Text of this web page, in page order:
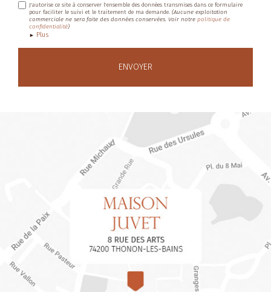
J'autorise ce site à conserver l'ensemble des données transmises dans ce formulaire
pour faciliter le suivi et le traitement de ma demande.(Aucune exploitation
commerciale ne sera faite des données conservées. Voir notrepolitique de
confidentialité)
Plus